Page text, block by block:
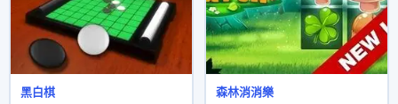
黑白棋 森林消消樂